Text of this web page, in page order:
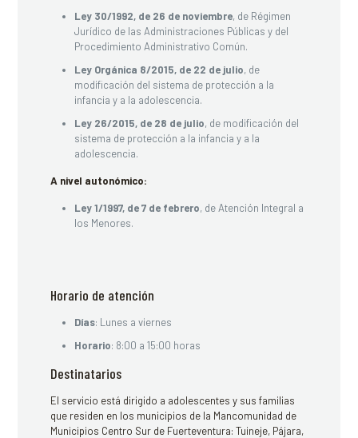
Ley 30/1992, de 26 de noviembre, de Régimen
Jurídico de las Administraciones Públicas y del
Procedimiento Administrativo Común.
Ley Orgánica 8/2015, de 22 de julio, de
modificación del sistema de protección a la
infancia y a la adolescencia.
Ley 26/2015, de 28 de julio, de modificación del
sistema de protección a la infancia y a la
adolescencia.
A nivel autonómico:
Ley 1/1997, de 7 de febrero, de Atención Integral a
los Menores.
Horario de atención
Días: Lunes a viernes
Horario: 8:00 a 15:00 horas
Destinatarios
El servicio está dirigido a adolescentes y sus familias
que residen en los municipios de la Mancomunidad de
Municipios Centro Sur de Fuerteventura: Tuineje, Pájara,